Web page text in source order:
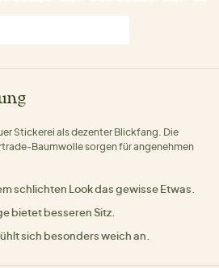
Stickerei als dezenter Blickfang. Die
sorgen für angenehmen
schlichten Look das gewisse Etwas.
bietet besseren Sitz.
sich besonders weich an.